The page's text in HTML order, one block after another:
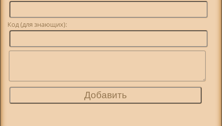
Код (для знающих):